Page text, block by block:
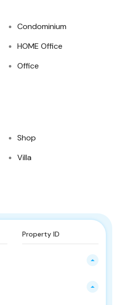
Condominium
HOME Office
Office
Shop
Villa